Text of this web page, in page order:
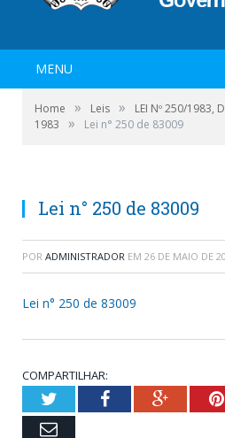
MENU
Home » Leis »
LEI Nº 250/1983,
1983
» Lei n° 250 de 83009
Lei n° 250 de 83009
POR ADMINISTRADOR EM 26 DE MAIO DE
Lei n° 250 de 83009
COMPARTILHAR:
TwitterFacebookGoogle+
Email